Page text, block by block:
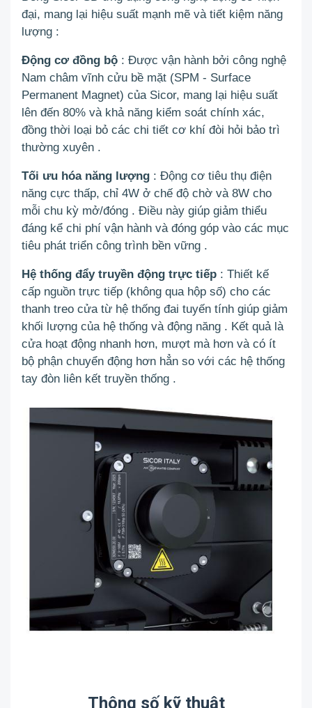
đại, mang lại hiệu suất mạnh mẽ và tiết kiệm năng
lượng :
Động cơ đồng bộ : Được vận hành bởi công nghệ
Nam châm vĩnh cửu bề mặt (SPM - Surface
Permanent Magnet) của Sicor, mang lại hiệu suất
lên đến 80% và khả năng kiểm soát chính xác,
đồng thời loại bỏ các chi tiết cơ khí đòi hỏi bảo trì
thường xuyên .
Tối ưu hóa năng lượng : Động cơ tiêu thụ điện
năng cực thấp, chỉ 4W ở chế độ chờ và 8W cho
mỗi chu kỳ mở/đóng . Điều này giúp giảm thiểu
đáng kể chi phí vận hành và đóng góp vào các mục
tiêu phát triển công trình bền vững .
Hệ thống đẩy truyền động trực tiếp : Thiết kế
cấp nguồn trực tiếp (không qua hộp số) cho các
thanh treo cửa từ hệ thống đai tuyến tính giúp giảm
khối lượng của hệ thống và động năng . Kết quả là
cửa hoạt động nhanh hơn, mượt mà hơn và có ít
bộ phận chuyển động hơn hẳn so với các hệ thống
tay đòn liên kết truyền thống .
Thông số kỹ thuật